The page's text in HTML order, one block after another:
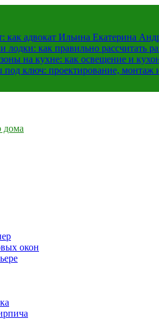
как адвокат Ильина Екатерина
лодки: как правильно рассчитать
на кухне: как освещение и
ключ: проектирование, монтаж
дома
окон